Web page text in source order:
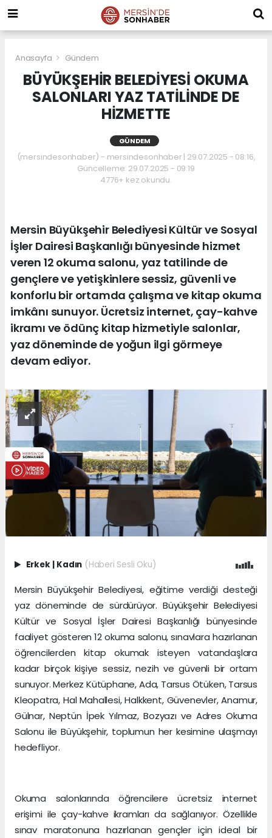
Anasayfa Gündem
BÜYÜKŞEHİR BELEDİYESİ OKUMA
SALONLARI YAZ TATİLİNDE DE
HİZMETTE
GÜNDEM
(mersindesonhaber) - mersindesonhaber | 29.07.2025 - 08:16,
Güncelleme: 29.07.2025 - 09:19
4776+ kez okundu.
Mersin Büyükşehir Belediyesi Kültür ve Sosyal
İşler Dairesi Başkanlığı bünyesinde hizmet
veren 12 okuma salonu, yaz tatilinde de
gençlere ve yetişkinlere sessiz, güvenli ve
konforlu bir ortamda çalışma ve kitap okuma
imkânı sunuyor. Ücretsiz internet, çay-kahve
ikramı ve ödünç kitap hizmetiyle salonlar,
yaz döneminde de yoğun ilgi görmeye
devam ediyor.
Erkek | Kadın (Haberi Sesli Oku)
Mersin Büyükşehir Belediyesi, eğitime verdiği desteği
yaz döneminde de sürdürüyor. Büyükşehir Belediyesi
Kültür ve Sosyal İşler Dairesi Başkanlığı bünyesinde
faaliyet gösteren 12 okuma salonu, sınavlara hazırlanan
öğrencilerden kitap okumak isteyen vatandaşlara
kadar birçok kişiye sessiz, nezih ve güvenli bir ortam
sunuyor. Merkez Kütüphane, Ada, Tarsus Ötüken, Tarsus
Kleopatra, Hal Mahallesi, Halkkent, Güvenevler, Anamur,
Gülnar, Neptün İpek Yılmaz, Bozyazı ve Adres Okuma
Salonu ile Büyükşehir, toplumun her kesimine ulaşmayı
hedefliyor.
Okuma salonlarında öğrencilere ücretsiz internet
erişimi ile çay-kahve ikramları da sağlanıyor. Özellikle
sınav maratonuna hazırlanan gençler için ideal bir